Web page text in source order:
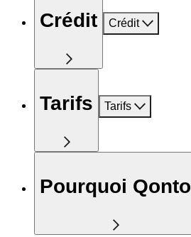
Crédit Crédit
Tarifs Tarifs
Pourquoi Qonto